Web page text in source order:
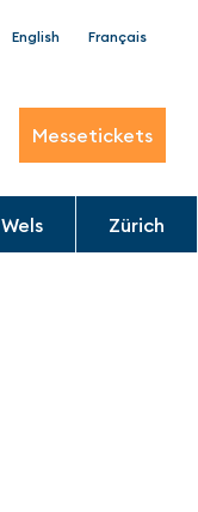
English Français
Messetickets
Wels Zürich